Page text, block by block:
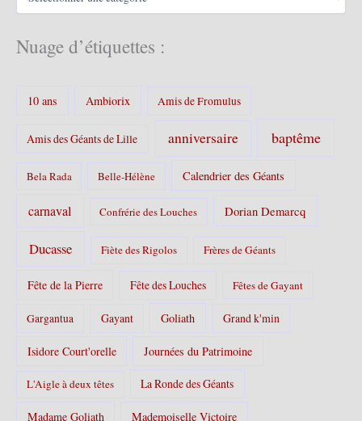
s
g
Nuage d’étiquettes :
10 ans Ambiorix Amis de Fromulus
Amis des Géants de Lille anniversaire baptême
Bela Rada Belle-Hélène Calendrier des Géants
carnaval Confrérie des Louches Dorian Demarcq
Ducasse Fiète des Rigolos Frères de Géants
Fête de la Pierre Fête des Louches Fêtes de Gayant
Gargantua Gayant Goliath Grand k'min
Isidore Court'orelle Journées du Patrimoine
L'Aigle à deux têtes La Ronde des Géants
Madame Goliath Mademoiselle Victoire